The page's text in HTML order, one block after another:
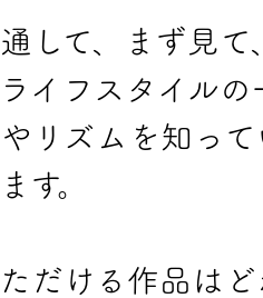
して、まず見
イフスタイル
リズムを知っ
す。
だける作品は